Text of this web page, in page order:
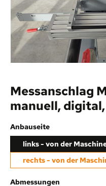
Messanschlag
manuell,
Anbauseiteauswählen
links - von der
rechts - von der
Abmessungen